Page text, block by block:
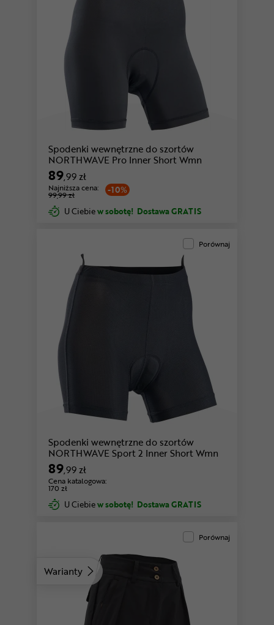
Spodenki wewnętrzne do szortów
NORTHWAVE Pro Inner Short Wmn
89,99 zł
-10%
Najniższa cena:
99,99 zł
U Ciebiew sobotę! Dostawa GRATIS
Porównaj
Spodenki wewnętrzne do szortów
NORTHWAVE Sport 2 Inner Short Wmn
89,99 zł
Cena katalogowa:
170 zł
U Ciebiew sobotę! Dostawa GRATIS
Warianty
Porównaj